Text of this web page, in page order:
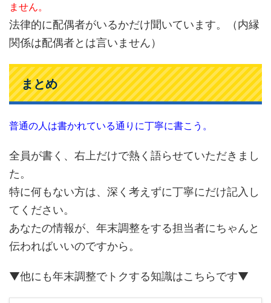
ません。
法律的に配偶者がいるかだけ聞いています。（内縁
関係は配偶者とは言いません）
まとめ
普通の人は書かれている通りに丁寧に書こう。
全員が書く、右上だけで熱く語らせていただきまし
た。
特に何もない方は、深く考えずに丁寧にだけ記入し
てください。
あなたの情報が、年末調整をする担当者にちゃんと
伝わればいいのですから。
▼他にも年末調整でトクする知識はこちらです▼